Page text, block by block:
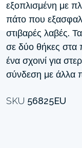
εξοπλισμένη με
πάτο που
στιβαρές λαβές.
σε δύο θήκες στα
ένα σχοινί για
σύνδεση με άλλα
SKU 56825EU